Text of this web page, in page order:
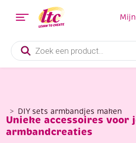
Producten
zoeken
DIY sets armbandjes maken
Unieke accessoires voor
armbandcreaties